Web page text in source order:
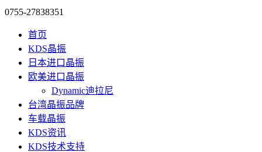
0755-27838351
首页
KDS晶振
日本进口晶振
欧美进口晶振
Dynamic迪拉尼
台湾晶振品牌
车载晶振
KDS资讯
KDS技术支持